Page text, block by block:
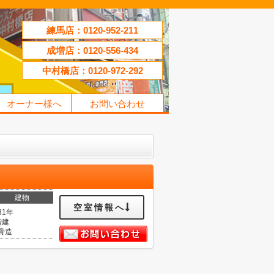
練馬店：0120-952-211
成増店：0120-556-434
中村橋店：0120-972-292
オーナー様へ お問い合わせ
建物
年
建
造
空室情報へ